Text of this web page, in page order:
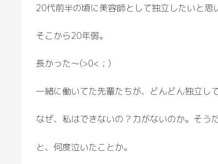
20代前半の頃に美容師として独立したいと思
そこから20年弱。
長かった〜(⁠>⁠0⁠<⁠；⁠)
一緒に働いてた先輩たちが、どんどん独立し
なぜ、私はできないの？力がないのか。そうだ
と、何度泣いたことか。